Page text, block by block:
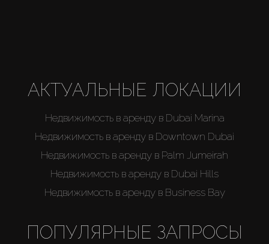
АКТУАЛЬНЫЕ ЛОКАЦИИ
Недвижимость в аренду в Dubai Marina
Недвижимость в аренду в Downtown Dubai
Недвижимость в аренду в Palm Jumeirah
Недвижимость в аренду в Dubai Hills
Недвижимость в аренду в Business Bay
ПОПУЛЯРНЫЕ ЗАПРОСЫ